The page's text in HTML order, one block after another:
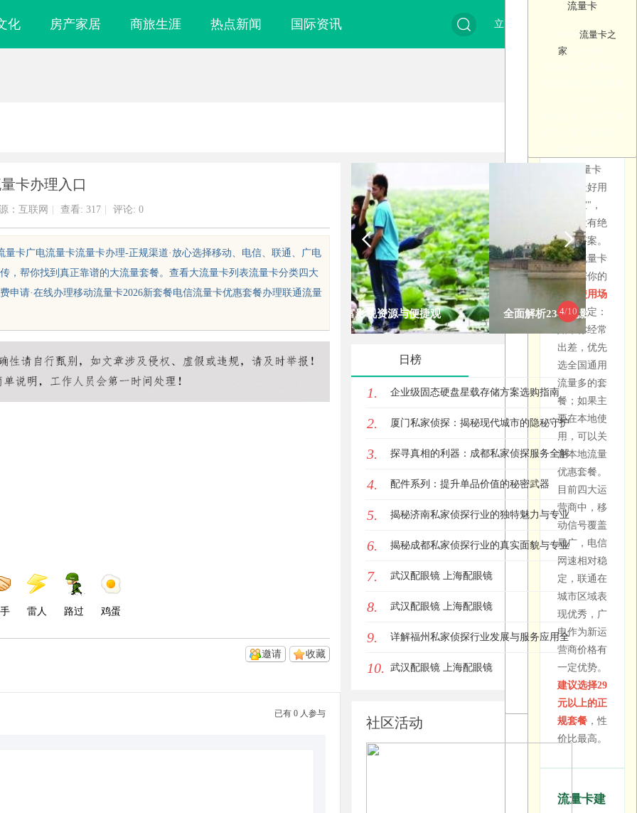
化 房产家居 商旅生涯 热点新闻 国际资讯 立即注册
卡办理入口
：互联网 查看: 317 评论: 0
卡广电流量卡流量卡办理-正规渠道·放心选择移动、电信、联通、广电
，帮你找到真正靠谱的大流量套餐。查看大流量卡列表流量卡分类四大
申请·在线办理移动流量卡2026新套餐电信流量卡优惠套餐办理联通流量
正规渠
移动、电信、联
通、广电四大运营
商流量卡套餐汇
总，正规渠道办
理，拒绝虚假宣
传，帮你找到真正
靠谱的大流量套
餐。
查看大流量卡列表
移动流量卡
电信流量卡
优惠套餐办理
联通流量卡
官方正规办理
广电流量卡
新运营商之选
真相揭秘
别被虚假宣传误
导，了解真实的流
网上大量宣
传的"9.9元
360G全国
量"纯属虚
假广告。运
营商不可能
以如此低的
价格提供如
此大的流
量。这类广
告往往是为
了吸引点
击，实际办
理后你会发
现套餐内容
与宣传严重
不符，甚至
可能是诈骗
陷阱。目前
正规渠道不
存在低于29
元的大流量
套餐。
"19元200G
大王卡"包
含话费补贴
所谓"19元
200G"的套
餐，实际月
租并非19
格是扣除了
个月的话费
办理指南
简单四步，轻松办
理靠谱的大流量卡
求，在正规平
台浏览并选择
合适的流量卡
2
填写信息
填写真实的收
货地址和身份
线实名认证
3
等待收货
SIM卡将通过
快递免费邮寄
到家，通常2-
5个工作日送
达
4
激活使用
收到卡后按照
随卡说明进行
激活，即可正
常使用
量卡？
商正规套
餐，29元
起享大流
查看大流量
卡列表
关于流量卡办理，
你可能还想知道这
真的吗？
供9.9元
360G的套
餐，这类宣
广告。正规
的大流量套
信超低价宣
当受骗。
移动流量
卡全国无
限流量19
元的套餐
存在吗？
不存在真正
19元无限流
量的套餐。
部分宣传中
的"19元"是
包含了话费
补贴后的价
格，补贴期
过后月租会
上涨。而
都有达量限
办卡之前先了解这
些，避免踩坑花冤
索"流量卡
哪个最好用
又便宜"，
其实没有绝
对的答案。
选择流量卡
要根据你的
实际使用场
景来决定：
如果你经常
出差，优先
选全国通用
流量多的套
餐；如果主
要在本地使
用，可以关
注本地流量
优惠套餐。
目前四大运
营商中，移
动信号覆盖
最广，电信
网速相对稳
定，联通在
城市区域表
现优秀，广
电作为新运
营商价格有
一定优势。
建议选择29
元以上的正
规套餐 ，性
价比最高。
流量卡建
流量卡
流量卡之
家
雷人 路过 鸡蛋
收藏
邀请
已有 0 人参与
4/10
全面解析2345电影网：影视爱好者的 飞牛影
乐平台
日榜
1. 企业级固态硬盘星载存储方案选购指南
2. 厦门私家侦探：揭秘现代城市的隐秘守护
者
3. 探寻真相的利器：成都私家侦探服务全解
析
4. 配件系列：提升单品价值的秘密武器
5. 揭秘济南私家侦探行业的独特魅力与专业
服务
6. 揭秘成都私家侦探行业的真实面貌与专业
服务
7. 武汉配眼镜 上海配眼镜
8. 武汉配眼镜 上海配眼镜
9. 详解福州私家侦探行业发展与服务应用全
方位指南
10. 武汉配眼镜 上海配眼镜
社区活动